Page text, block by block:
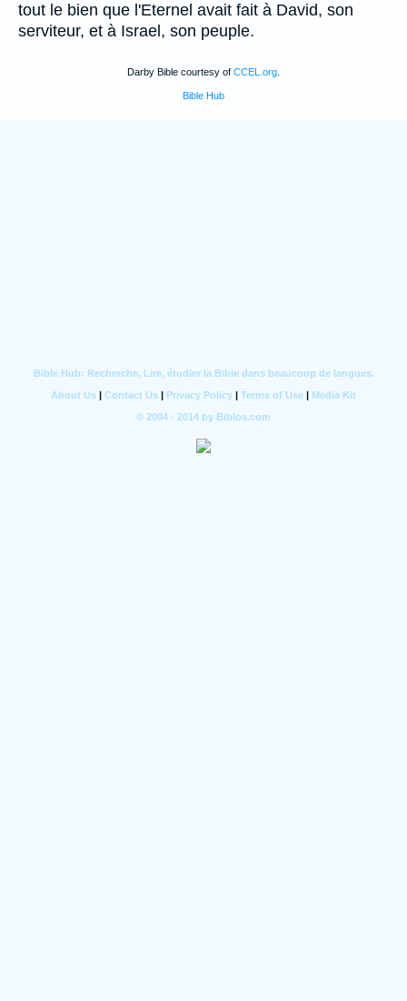
tout le bien que l'Eternel avait fait à David, son
serviteur, et à Israel, son peuple.
Darby Bible courtesy of CCEL.org
Bible Hub